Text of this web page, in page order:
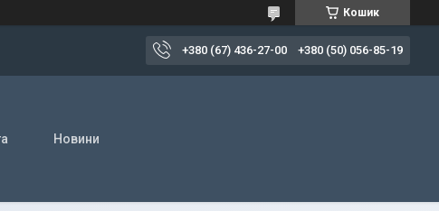
Кошик
+380 (67) 436-27-00 +380 (50) 056-85-19
Новини